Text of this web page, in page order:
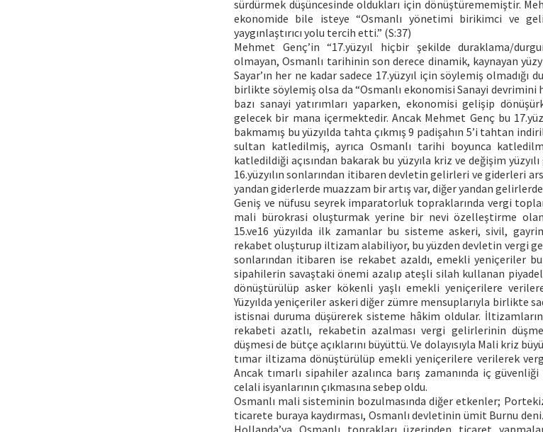
sürdürmek düşüncesinde oldukları için dönüştürememiştir.
ekonomide bile isteye “Osmanlı yönetimi birikimci ve
yaygınlaştırıcı yolu tercih etti.” (S:37)
Mehmet Genç’in “17.yüzyıl hiçbir şekilde duraklama/
olmayan, Osmanlı tarihinin son derece dinamik, kaynayan
Sayar’ın her ne kadar sadece 17.yüzyıl için söylemiş
birlikte söylemiş olsa da “Osmanlı ekonomisi Sanayi devrimini
bazı sanayi yatırımları yaparken, ekonomisi gelişip
gelecek bir mana içermektedir. Ancak Mehmet Genç bu
bakmamış bu yüzyılda tahta çıkmış 9 padişahın 5’i tahtan
sultan katledilmiş, ayrıca Osmanlı tarihi boyunca
katledildiği açısından bakarak bu yüzyıla kriz ve değişim
16.yüzyılın sonlarından itibaren devletin gelirleri ve giderleri
yandan giderlerde muazzam bir artış var, diğer yandan gelirlerde
Geniş ve nüfusu seyrek imparatorluk topraklarında vergi
mali bürokrasi oluşturmak yerine bir nevi özelleştirme
15.ve16 yüzyılda ilk zamanlar bu sisteme askeri, sivil,
rekabet oluşturup iltizam alabiliyor, bu yüzden devletin vergi
sonlarından itibaren ise rekabet azaldı, emekli yeniçeriler
sipahilerin savaştaki önemi azalıp ateşli silah kullanan
dönüştürülüp asker kökenli yaşlı emekli yeniçerilere
Yüzyılda yeniçeriler askeri diğer zümre mensuplarıyla birlikte
istisnai duruma düşürerek sisteme hâkim oldular.
rekabeti azatlı, rekabetin azalması vergi gelirlerinin
düşmesi de bütçe açıklarını büyüttü. Ve dolayısıyla Mali kriz
tımar iltizama dönüştürülüp emekli yeniçerilere verilerek
Ancak tımarlı sipahiler azalınca barış zamanında iç
celali isyanlarının çıkmasına sebep oldu.
Osmanlı mali sisteminin bozulmasında diğer etkenler;
ticarete buraya kaydırması, Osmanlı devletinin ümit Burnu